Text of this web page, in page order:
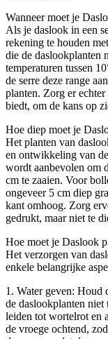
Wanneer moet je
Als je daslook in een
rekening te houden
die de daslookplanten
temperaturen tussen
de serre deze range
planten. Zorg er
biedt, om de kans op
Hoe diep moet je
Het planten van
en ontwikkeling van
wordt aanbevolen om
cm te zaaien. Voor
ongeveer 5 cm diep
kant omhoog. Zorg
gedrukt, maar niet te
Hoe moet je Daslook
Het verzorgen van
enkele belangrijke
1. Water geven: Houd
de daslookplanten
leiden tot wortelrot en
de vroege ochtend,